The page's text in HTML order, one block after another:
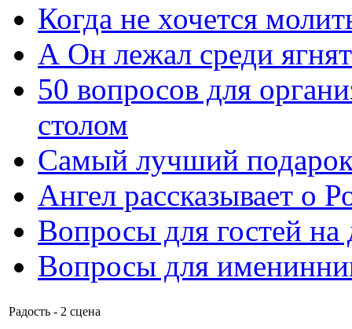
Когда не хочется
А Он лежал среди ягнят
50 вопросов для
столом
Самый лучший
Ангел рассказывает о
Вопросы для гостей
Вопросы для
Радость - 2 сцена